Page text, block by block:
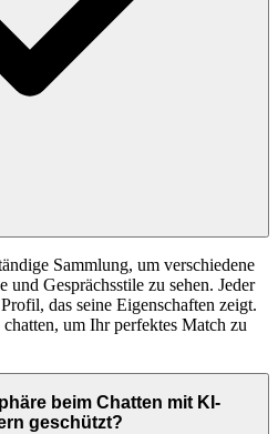
Sammlung, um verschiedene
Gesprächsstile zu sehen. Jeder
das seine Eigenschaften zeigt.
um Ihr perfektes Match zu
beim Chatten mit KI-
geschützt?